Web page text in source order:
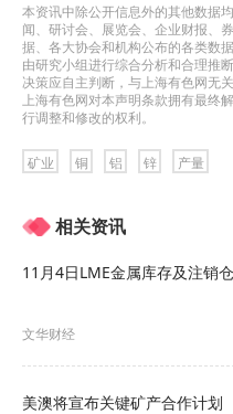
局，上海有色网携手
中国铜产业链分布图》
可免费领取
https://s.wcd.im/v/
本资讯中除公开信息外的其他数据
闻、研讨会、展览会、企业财报、
据、各大协会和机构公布的各类数
由研究小组进行综合分析和合理推
决策应自主判断，与上海有色网无关
上海有色网对本声明条款拥有最终
行调整和修改的权利。
矿业 铜 铝 锌 产量
相关资讯
11月4日LME金属库存及注销
文华财经
美澳将宣布关键矿产合作计划